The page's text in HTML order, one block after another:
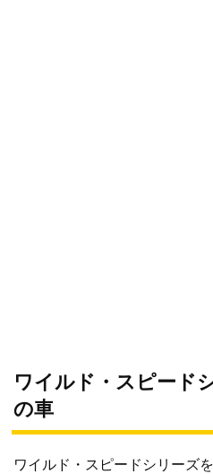
ワイルド・スピード
の車
ワイルド・スピードシリーズ